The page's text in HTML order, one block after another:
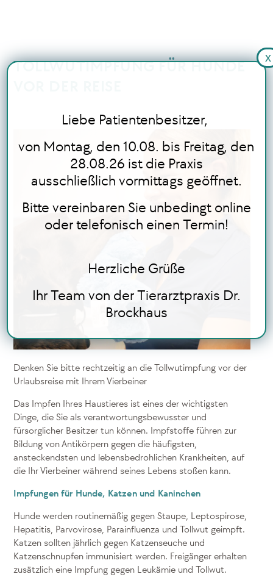
BLOG
ONLINE TERMINBUCHUNG
TOLLWUTIMPFUNG FÜR HUNDE
Denken Sie bitte rechtzeitig an die Tollwutimpfung vor der
Urlaubsreise mit Ihrem Vierbeiner
Das Impfen Ihres Haustieres ist eines der wichtigsten
Dinge, die Sie als verantwortungsbewusster und
fürsorglicher Besitzer tun können. Impfstoffe führen zur
Bildung von Antikörpern gegen die häufigsten,
ansteckendsten und lebensbedrohlichen Krankheiten, auf
die Ihr Vierbeiner während seines Lebens stoßen kann.
Impfungen für Hunde, Katzen und Kaninchen
Hunde werden routinemäßig gegen Staupe, Leptospirose,
Hepatitis, Parvovirose, Parainfluenza und Tollwut geimpft.
Katzen sollten jährlich gegen Katzenseuche und
Katzenschnupfen immunisiert werden. Freigänger erhalten
zusätzlich eine Impfung gegen Leukämie und Tollwut.
Liebe Patientenbesitzer,
von Montag, den 10.08. bis Freitag, den
28.08.26 ist die Praxis
ausschließlich vormittags geöffnet.
Bitte vereinbaren Sie unbedingt online
oder telefonisch einen Termin!
Herzliche Grüße
Ihr Team von der Tierarztpraxis Dr.
Brockhaus
x